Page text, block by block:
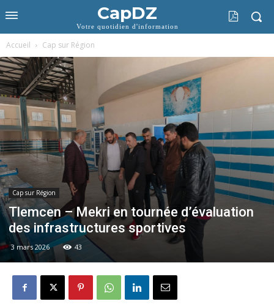
CapDZ
Votre quotidien d'information
Accueil Cap sur Région
Cap sur Région
Tlemcen – Mekri en tournée d’évaluation
des infrastructures sportives
3 mars 2026 43